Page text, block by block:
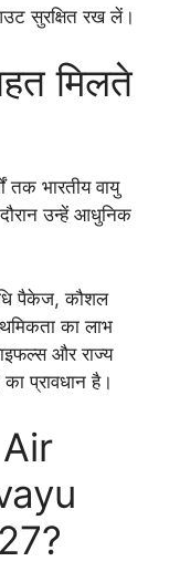
सुरक्षित रख लें।
मिलते
तक भारतीय वायु
उन्हें आधुनिक
पैकेज, कौशल
का लाभ
और राज्य
प्रावधान है।